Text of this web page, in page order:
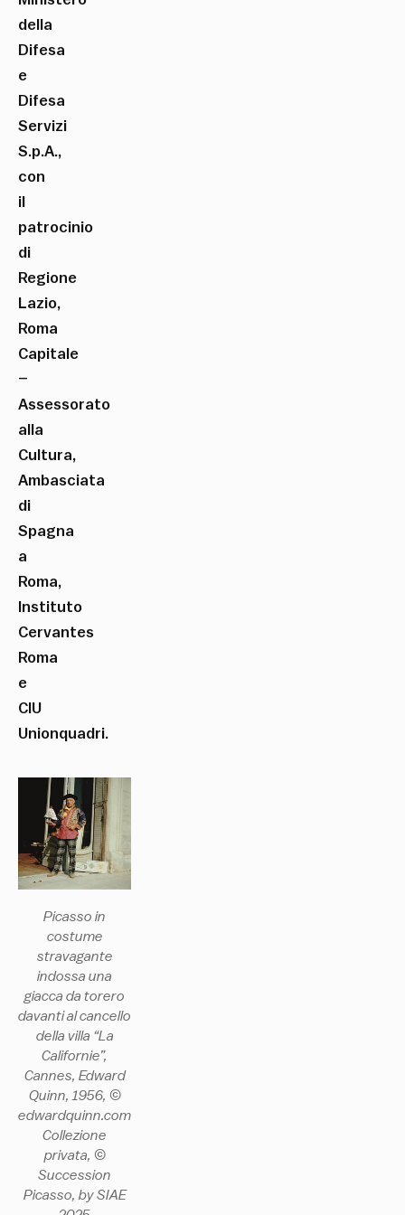
della
Difesa
e
Difesa
Servizi
S.p.A.,
con
il
patrocinio
di
Regione
Lazio,
Roma
Capitale
–
Assessorato
alla
Cultura,
Ambasciata
di
Spagna
a
Roma,
Instituto
Cervantes
Roma
e
CIU
Unionquadri.
Picasso in
costume
stravagante
indossa una
giacca da torero
davanti al cancello
della villa “La
Californie”,
Cannes, Edward
Quinn, 1956, ©
edwardquinn.com
Collezione
privata, ©
Succession
Picasso, by SIAE